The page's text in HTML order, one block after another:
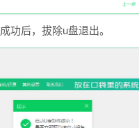
功后，拔除u盘退出。